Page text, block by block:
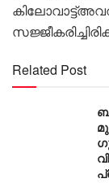
Related Post